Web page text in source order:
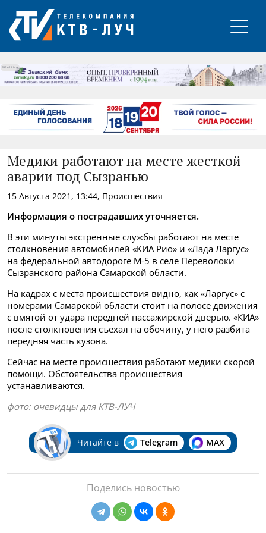
РЕКЛАМА
Медики работают на месте жесткой
аварии под Сызранью
15 Августа 2021, 13:44, Происшествия
Информация о пострадавших уточняется.
В эти минуты экстренные службы работают на месте
столкновения автомобилей «КИА Рио» и «Лада Ларгус»
на федеральной автодороге М-5 в селе Переволоки
Сызранского района Самарской области.
На кадрах с места происшествия видно, как «Ларгус» с
номерами Самарской области стоит на полосе движения
с вмятой от удара передней пассажирской дверью. «КИА»
после столкновения съехал на обочину, у него разбита
передняя часть кузова.
Сейчас на месте происшествия работают медики скорой
помощи. Обстоятельства происшествия
устанавливаются.
фото: очевидцы для КТВ-ЛУЧ
Читайте в Telegram MAX
Поделись новостью